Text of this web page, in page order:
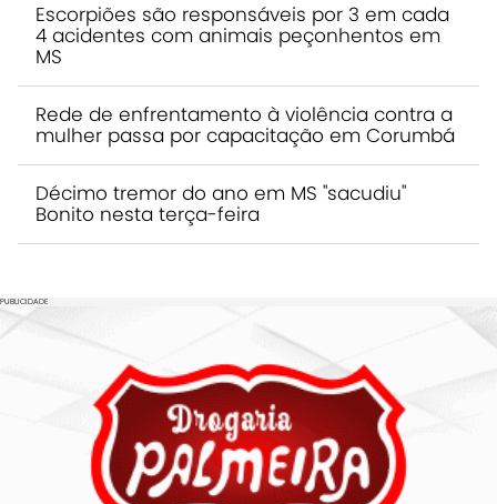
Escorpiões são responsáveis por 3 em cada
4 acidentes com animais peçonhentos em
MS
Rede de enfrentamento à violência contra a
mulher passa por capacitação em Corumbá
Décimo tremor do ano em MS "sacudiu"
Bonito nesta terça-feira
PUBLICIDADE